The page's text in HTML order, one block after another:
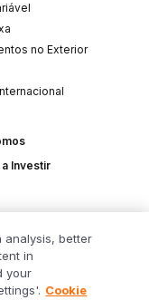
no Exterior
Investir
analysis, better
in
your
Cookie